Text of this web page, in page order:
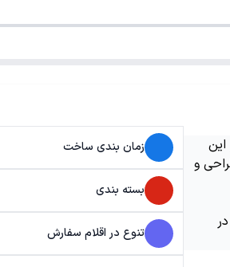
و
زمان بندی ساخت
بسته بندی
تنوع در اقلام سفارش